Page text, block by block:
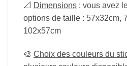
📐 Dimensions : vous avez
options de taille : 57x32cm,
102x57cm
🎨 Choix des couleurs du